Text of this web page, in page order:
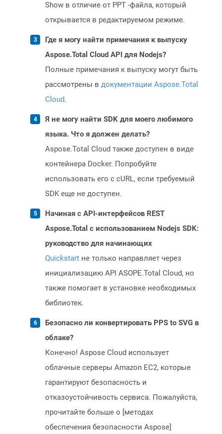
Show в отличие от PPT -файла, который
открывается в редактируемом режиме.
Где я могу найти примечания к выпуску
Aspose.Total Cloud API для Nodejs?
Полные примечания к выпуску могут быть
рассмотрены в документации Aspose.Total
Cloud.
Я не могу найти SDK для моего любимого
языка. Что я должен делать?
Aspose.Total Cloud также доступен в виде
контейнера Docker. Попробуйте
использовать его с cURL, если требуемый
SDK еще не доступен.
Начиная с API-интерфейсов REST
Aspose.Total с использованием Nodejs SDK:
руководство для начинающих
Quickstart не только направляет через
инициализацию API ASOPE.Total Cloud, но
также помогает в установке необходимых
библиотек.
Безопасно ли конвертировать PPS to SVG в
облаке?
Конечно! Aspose Cloud использует
облачные серверы Amazon EC2, которые
гарантируют безопасность и
отказоустойчивость сервиса. Пожалуйста,
прочитайте больше о [методах
обеспечения безопасности Aspose]